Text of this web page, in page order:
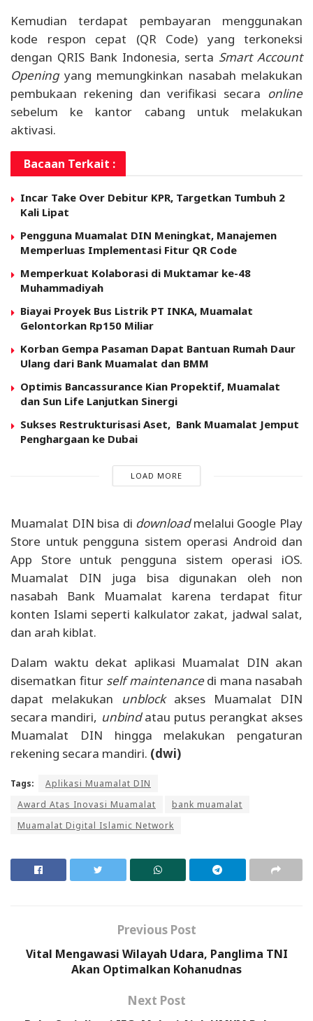
Kemudian terdapat pembayaran menggunakan
kode respon cepat (QR Code) yang terkoneksi
dengan QRIS Bank Indonesia, serta Smart Account
Openingyang memungkinkan nasabah melakukan
pembukaan rekening dan verifikasi secara online
sebelum ke kantor cabang untuk melakukan
aktivasi.
Bacaan Terkait :
Incar Take Over Debitur KPR, Targetkan Tumbuh 2
Kali Lipat
Pengguna Muamalat DIN Meningkat, Manajemen
Memperluas Implementasi Fitur QR Code
Memperkuat Kolaborasi di Muktamar ke-48
Muhammadiyah
Biayai Proyek Bus Listrik PT INKA, Muamalat
Gelontorkan Rp150 Miliar
Korban Gempa Pasaman Dapat Bantuan Rumah Daur
Ulang dari Bank Muamalat dan BMM
Optimis Bancassurance Kian Propektif, Muamalat
dan Sun Life Lanjutkan Sinergi
Sukses Restrukturisasi Aset, Bank Muamalat Jemput
Penghargaan ke Dubai
LOAD MORE
Muamalat DIN bisa di downloadmelalui Google Play
Store untuk pengguna sistem operasi Android dan
App Store untuk pengguna sistem operasi iOS.
Muamalat DIN juga bisa digunakan oleh non
nasabah Bank Muamalat karena terdapat fitur
konten Islami seperti kalkulator zakat, jadwal salat,
dan arah kiblat.
Dalam waktu dekat aplikasi Muamalat DIN akan
disematkan fitur self maintenancedi mana nasabah
dapat melakukan unblockakses Muamalat DIN
secara mandiri, unbindatau putus perangkat akses
Muamalat DIN hingga melakukan pengaturan
rekening secara mandiri. (dwi)
Tags:
Aplikasi Muamalat DIN
Award Atas Inovasi Muamalat
bank muamalat
Muamalat Digital Islamic Network
Previous Post
Vital Mengawasi Wilayah Udara, Panglima TNI
Akan Optimalkan Kohanudnas
Next Post